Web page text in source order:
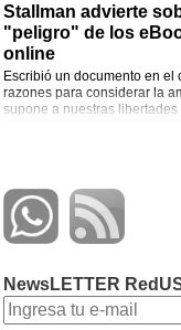
Stallman advierte
"peligro" de los
online
Escribió un documento en el
razones para considerar la
supone a nuestras libertades
NewsLETTER